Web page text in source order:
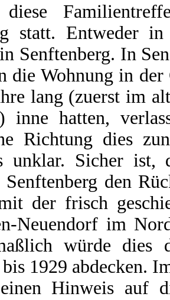
statt. Entweder in
Senftenberg. In
die Wohnung in der
lang (zuerst im
inne hatten,
Richtung dies
unklar. Sicher ist,
Senftenberg den
der frisch
Neuendorf im
würde dies
1929 abdecken.
Hinweis auf